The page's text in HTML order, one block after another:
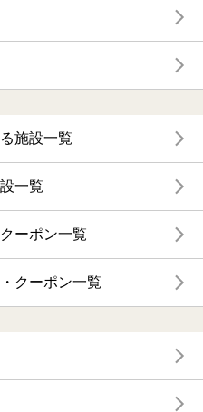
施設一覧
一覧
ーポン一覧
クーポン一覧